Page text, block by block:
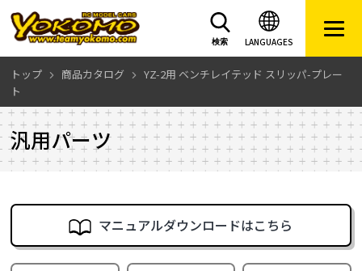
LANGUAGES
検索
トップ 商品カタログ
YZ-2用 ベンチレイテッド スリッパ-プレー
ト
汎用パーツ
マニュアルダウンロードはこちら